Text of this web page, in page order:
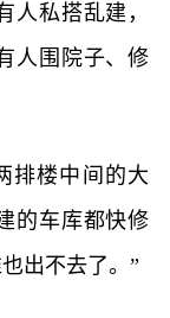
人私搭乱建，
人围院子、修
楼中间的大
的车库都快修
出不去了。”